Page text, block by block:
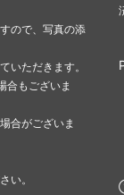
ので、写真の添
いただきます。
合もございま
合がございま
い。